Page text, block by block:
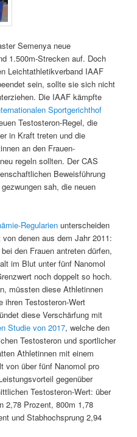
Semenya neue
1.500m-Strecken auf. Doch
Leichtathletikverband IAAF
sein, sollte sie sich nicht
Die IAAF kämpfte
Sportgerichthof
Testosteron-Regel, die
in Kraft treten und die
an den Frauen-
regeln sollten. Der CAS
Beweisführung
sah, die neuen
Regularien unterscheiden
denen aus dem Jahr 2011:
den Frauen antreten dürfen,
im Blut unter fünf Nanomol
noch doppelt so hoch.
müssten diese Athletinnen
ihren Testosteron-Wert
diese Verschärfung mit
Studie von 2017, welche den
Testosteron und sportlicher
Athletinnen mit einem
von über fünf Nanomol pro
gegenüber
Testosteron-Wert: über
2,78 Prozent, 800m 1,78
und Stabhochsprung 2,94